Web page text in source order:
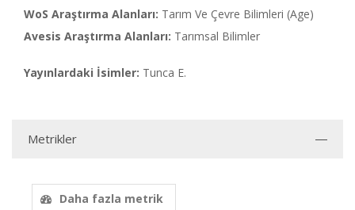
WoS Araştırma Alanları: Tarım Ve Çevre Bilimleri (Age)
Avesis Araştırma Alanları: Tarımsal Bilimler
Yayınlardaki İsimler: Tunca E.
Metrikler
Daha fazla metrik